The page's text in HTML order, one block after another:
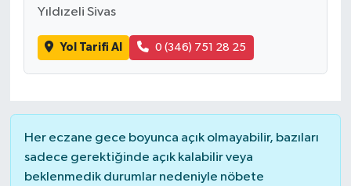
Yıldızeli Sivas
Yol Tarifi Al 0 (346) 751 28 25
Her eczane gece boyunca açık olmayabilir, bazıları
sadece gerektiğinde açık kalabilir veya
beklenmedik durumlar nedeniyle nöbete